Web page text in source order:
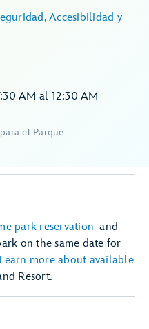
AM al 12:30 AM
el Parque
park reservation and
on the same date for
Learn more about available
Resort.